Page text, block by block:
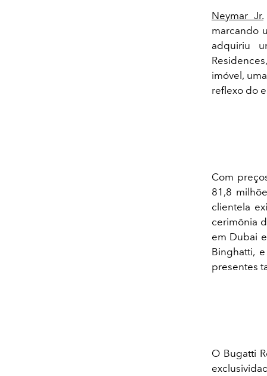
Neymar Jr.
marcando
adquiriu
imóvel,
reflexo do
Com
81,8
clientela
cerimônia
em Dubai
Binghatti,
presentes
O Bugatti